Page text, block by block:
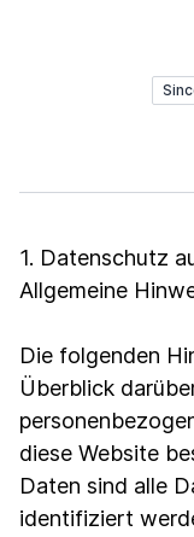
1. Datenschutz
Allgemeine
Die folgenden
Überblick
diese Website
Daten sind alle
identifiziert